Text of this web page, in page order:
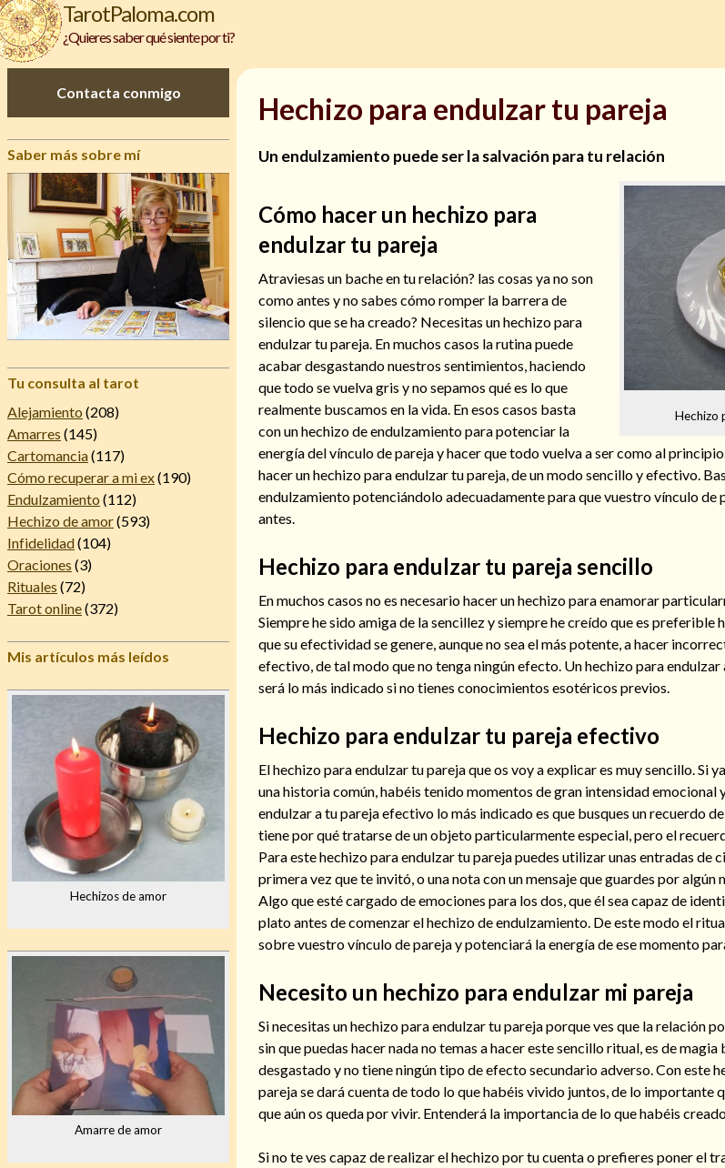
TarotPaloma.com
¿Quieres saber qué siente por ti?
Contacta conmigo
Saber más sobre mí
Tu consulta al tarot
Alejamiento (208)
Amarres (145)
Cartomancia(117)
Cómo recuperar a mi ex(190)
Endulzamiento (112)
Hechizo de amor(593)
Infidelidad(104)
Oraciones (3)
Rituales (72)
Tarot online(372)
Mis artículos más leídos
Hechizos de amor
Amarre de amor
Hechizo para endulzar tu pareja
Un endulzamiento puede ser la salvación para tu relación
Hechizo
Cómo hacer un hechizo para
endulzar tu pareja
Atraviesas un bache en tu relación? las cosas ya no son
como antes y no sabes cómo romper la barrera de
silencio que se ha creado? Necesitas un hechizo para
endulzar tu pareja. En muchos casos la rutina puede
acabar desgastando nuestros sentimientos, haciendo
que todo se vuelva gris y no sepamos qué es lo que
realmente buscamos en la vida. En esos casos basta
con un hechizo de endulzamiento para potenciar la
energía del vínculo de pareja y hacer que todo vuelva a ser como al
hacer un hechizo para endulzar tu pareja, de un modo sencillo y efectivo.
endulzamiento potenciándolo adecuadamente para que vuestro vínculo de
antes.
Hechizo para endulzar tu pareja sencillo
En muchos casos no es necesario hacer un hechizo para enamorar
Siempre he sido amiga de la sencillez y siempre he creído que es preferible
que su efectividad se genere, aunque no sea el más potente, a hacer
efectivo, de tal modo que no tenga ningún efecto. Un hechizo para
será lo más indicado si no tienes conocimientos esotéricos previos.
Hechizo para endulzar tu pareja efectivo
El hechizo para endulzar tu pareja que os voy a explicar es muy sencillo. Si
una historia común, habéis tenido momentos de gran intensidad emocional
endulzar a tu pareja efectivo lo más indicado es que busques un recuerdo
tiene por qué tratarse de un objeto particularmente especial, pero el
Para este hechizo para endulzar tu pareja puedes utilizar unas entradas de
primera vez que te invitó, o una nota con un mensaje que guardes por algún
Algo que esté cargado de emociones para los dos, que él sea capaz de
plato antes de comenzar el hechizo de endulzamiento. De este modo el
sobre vuestro vínculo de pareja y potenciará la energía de ese momento
Necesito un hechizo para endulzar mi pareja
Si necesitas un hechizo para endulzar tu pareja porque ves que la relación
sin que puedas hacer nada no temas a hacer este sencillo ritual, es de
desgastado y no tiene ningún tipo de efecto secundario adverso. Con este
pareja se dará cuenta de todo lo que habéis vivido juntos, de lo importante
que aún os queda por vivir. Entenderá la importancia de lo que habéis
Si no te ves capaz de realizar el hechizo por tu cuenta o prefieres poner el